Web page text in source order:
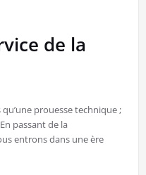
de la
prouesse technique ;
passant de la
entrons dans une ère